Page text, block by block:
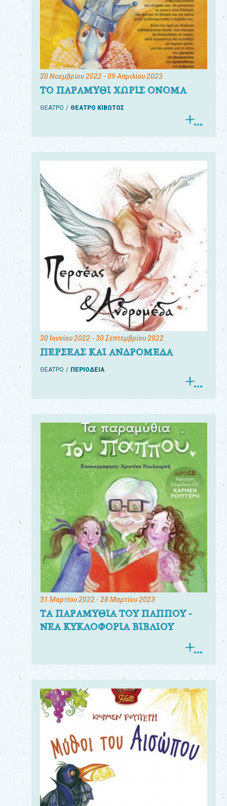
20 Νοεμβρίου 2022- 09 Απριλίου 2023
ΤΟ ΠΑΡΑΜΥΘΙ ΧΩΡΙΣ ΟΝΟΜΑ
ΘΕΑΤΡΟ ΘΕΑΤΡΟ ΚΙΒΩΤΟΣ
30 Ιουνίου 2022- 30 Σεπτεμβρίου 2022
ΠΕΡΣΕΑΣ ΚΑΙ ΑΝΔΡΟΜΕΔΑ
ΘΕΑΤΡΟ ΠΕΡΙΟΔΕΙΑ
31 Μαρτίου 2022- 28 Μαρτίου 2023
ΤΑ ΠΑΡΑΜΥΘΙΑ ΤΟΥ ΠΑΠΠΟΥ -
ΝΕΑ ΚΥΚΛΟΦΟΡΙΑ ΒΙΒΛΙΟΥ